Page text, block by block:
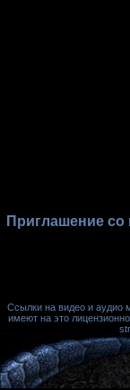
Приглашение со
Ссылки на видео и аудио
имеют на это